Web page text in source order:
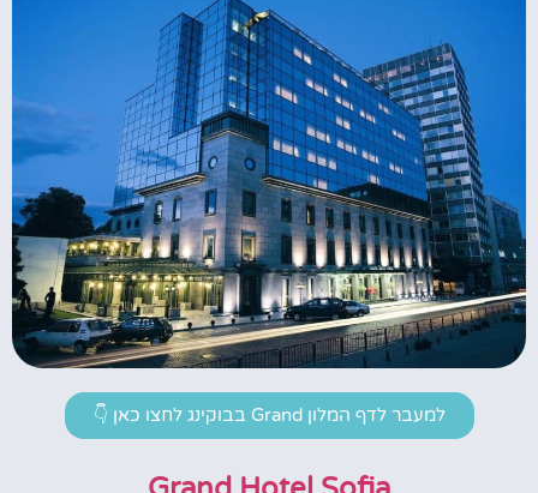
למעבר לדף המלון Grand בבוקינג לחצו כאן 👇